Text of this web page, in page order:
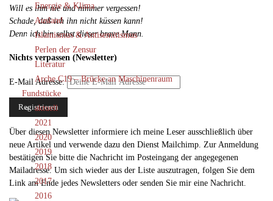
Energie & Klima
Ausland
Islamismus & Antisemitismus
Perlen der Zensur
Literatur
Arche C19 – Brücke an Maschinenraum
Fundstücke
aktuell
2021
2020
2019
2018
2017
2016
Will es ihm nie und nimmer vergessen!
Schade, daß ich ihn nicht küssen kann!
Denn ich bin selbst dieser brave Mann.
Nichts verpassen (Newsletter)
E-Mail Adresse:
Über diesen Newsletter informiere ich meine Leser ausschließlich über
neue Artikel und verwende dazu den Dienst Mailchimp. Zur Anmeldung
bestätigen Sie bitte die Nachricht im Posteingang der angegegenen
Mailadresse. Um sich wieder aus der Liste auszutragen, folgen Sie dem
Link am Ende jedes Newsletters oder senden Sie mir eine Nachricht.